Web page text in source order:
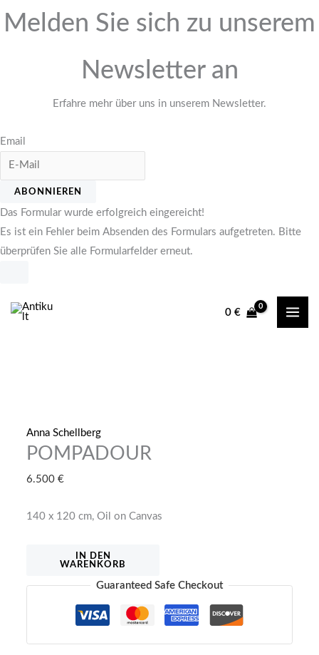
Melden Sie sich zu unserem
Newsletter an
Erfahre mehr über uns in unserem Newsletter.
Email
ABONNIEREN
Das Formular wurde erfolgreich eingereicht!
Es ist ein Fehler beim Absenden des Formulars aufgetreten. Bitte
überprüfen Sie alle Formularfelder erneut.
Inhalt
0€
Anna Schellberg
POMPADOUR
6.500€
140 x 120 cm, Oil on Canvas
POMPADOURIN DEN
WARENKORB
Guaranteed Safe Checkout